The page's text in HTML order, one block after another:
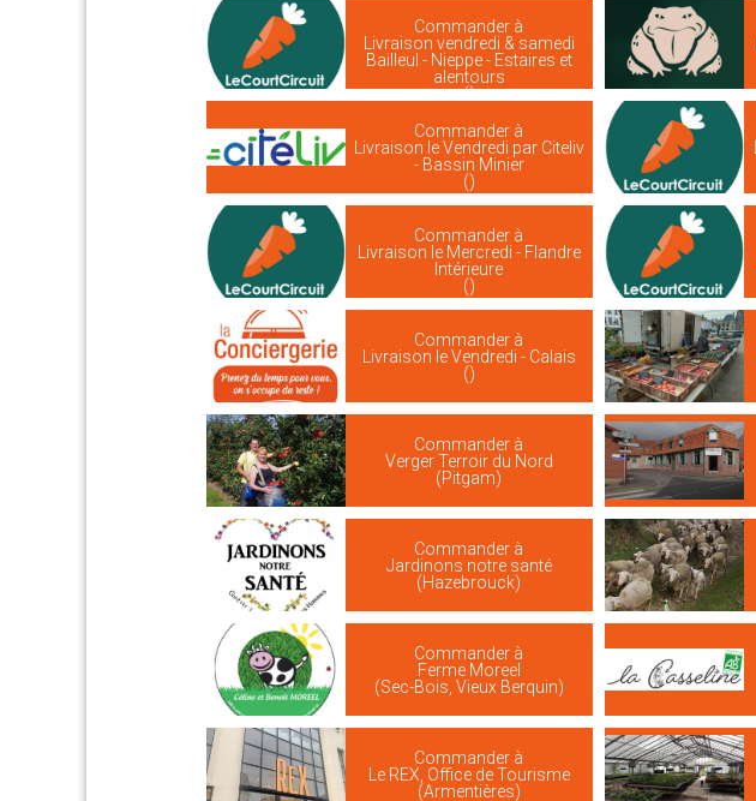
Commander à
Livraison vendredi & samedi
Bailleul - Nieppe - Estaires et
alentours
()
Commander à
Livraison le Vendredi par Citeliv
- Bassin Minier
()
Commander à
Livraison le Mercredi - Flandre
Intérieure
()
Commander à
Livraison le Vendredi - Calais
()
Commander à
Verger Terroir du Nord
(Pitgam)
Commander à
Jardinons notre santé
(Hazebrouck)
Commander à
Ferme Moreel
(Sec-Bois, Vieux Berquin)
Commander à
Le REX, Office de Tourisme
(Armentières)